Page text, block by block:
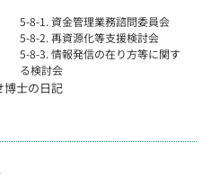
5-8-1. 資金管理業務諮問委員会
5-8-2. 再資源化等支援検討会
5-8-3. 情報発信の在り方等に関す
る検討会
博士の日記